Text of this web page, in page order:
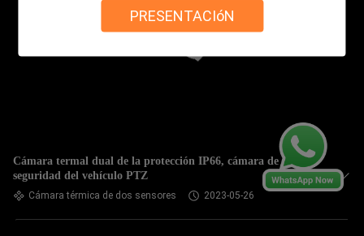
PRESENTACIóN
Cámara termal dual de la protección IP66, cámara de
seguridad del vehículo PTZ
Cámara térmica de dos sensores 2023-05-26